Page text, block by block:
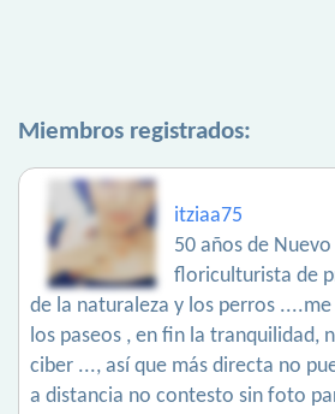
Miembros registrados:
itziaa75
50 años de
floriculturista de
de la naturaleza y los perros
los paseos , en fin la tranquilidad,
ciber ..., así que más directa no
a distancia no contesto sin foto